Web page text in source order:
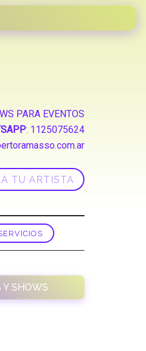
PARA EVENTOS
: 1125075624
Y SHOWS